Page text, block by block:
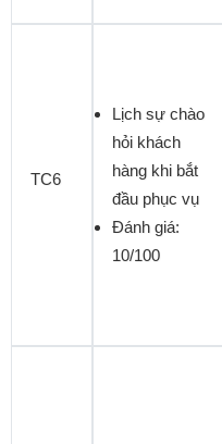
TC6
Lịch sự chào
hỏi khách
hàng khi bắt
đầu phục vụ
Đánh giá:
10/100